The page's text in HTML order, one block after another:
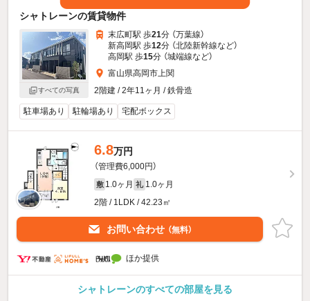
シャトレーンの賃貸物件
すべての写真
末広町駅 歩21分 （万葉線）
新高岡駅 歩12分 （北陸新幹線など）
高岡駅 歩15分 （城端線など）
富山県高岡市上関
2階建 / 2年11ヶ月 / 鉄骨造
駐車場あり 駐輪場あり 宅配ボックス
6.8万円
（管理費6,000円）
敷 1.0ヶ月 礼 1.0ヶ月
2階 / 1LDK / 42.23㎡
お問い合わせ （無料）
ほか提供
シャトレーンのすべての部屋を見る